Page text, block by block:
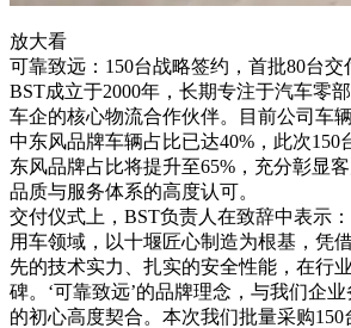
放大看
可靠致远：150台战略签约，首批80台交
BST成立于2000年，长期专注于汽车零
车企的核心物流合作伙伴。目前公司车
中东风品牌车辆占比已达40%，此次150
东风品牌占比将提升至65%，充分彰显
品质与服务体系的高度认可。
交付仪式上，BST负责人在致辞中表示
用车领域，以十堰匠心制造为根基，凭
先的技术实力、扎实的安全性能，在行
碑。‘可靠致远’的品牌理念，与我们企
的初心高度契合。本次我们批量采购150